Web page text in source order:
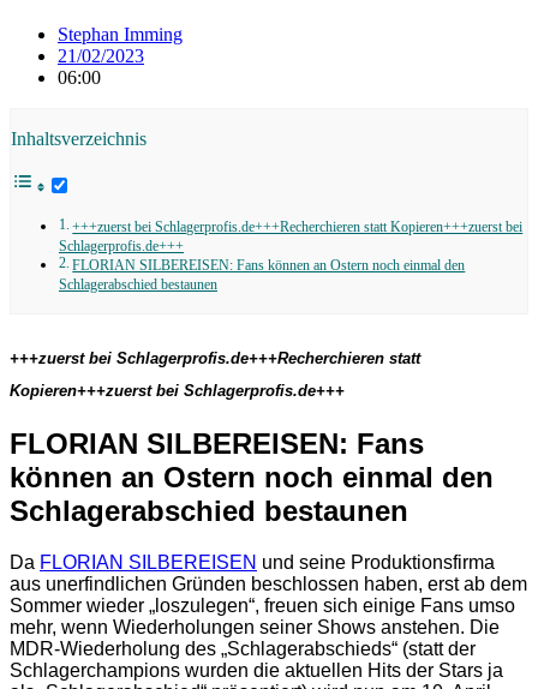
Stephan Imming
21/02/2023
06:00
Inhaltsverzeichnis
+++zuerst bei Schlagerprofis.de+++Recherchieren statt Kopieren+++zuerst bei
Schlagerprofis.de+++
FLORIAN SILBEREISEN: Fans können an Ostern noch einmal den
Schlagerabschied bestaunen
+++zuerst bei Schlagerprofis.de+++Recherchieren statt
Kopieren+++zuerst bei Schlagerprofis.de+++
FLORIAN SILBEREISEN: Fans
können an Ostern noch einmal den
Schlagerabschied bestaunen
Da FLORIAN SILBEREISEN und seine Produktionsfirma
aus unerfindlichen Gründen beschlossen haben, erst ab dem
Sommer wieder „loszulegen“, freuen sich einige Fans umso
mehr, wenn Wiederholungen seiner Shows anstehen. Die
MDR-Wiederholung des „Schlagerabschieds“ (statt der
Schlagerchampions wurden die aktuellen Hits der Stars ja